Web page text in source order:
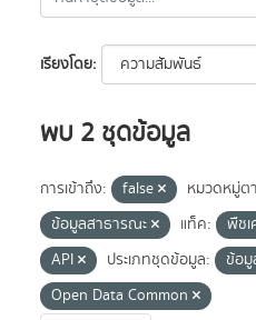
เรียงโดย
พบ 2 ชุดข้อมูล
การเข้าถึง: false
หมวดหมู่ต
ข้อมูลสาธารณะ
แท็ค: พืช
API
ประเภทชุดข้อมูล: ข้อมู
Open Data Common